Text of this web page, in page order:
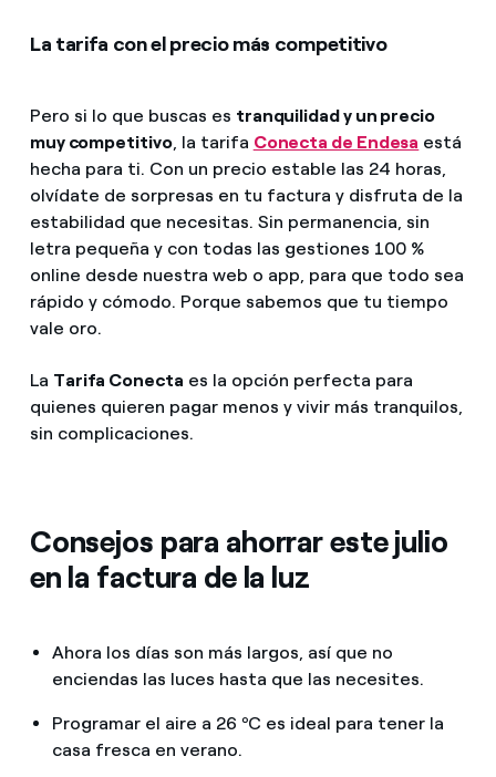
La tarifa con el precio más competitivo
Pero si lo que buscas es tranquilidad y un precio
muy competitivo, la tarifa Conecta de Endesa está
hecha para ti. Con un precio estable las 24 horas,
olvídate de sorpresas en tu factura y disfruta de la
estabilidad que necesitas. Sin permanencia, sin
letra pequeña y con todas las gestiones 100 %
online desde nuestra web o app, para que todo sea
rápido y cómodo. Porque sabemos que tu tiempo
vale oro.
La Tarifa Conecta es la opción perfecta para
quienes quieren pagar menos y vivir más tranquilos,
sin complicaciones.
Consejos para ahorrar este julio
en la factura de la luz
Ahora los días son más largos, así que no
enciendas las luces hasta que las necesites.
Programar el aire a 26 ºC es ideal para tener la
casa fresca en verano.